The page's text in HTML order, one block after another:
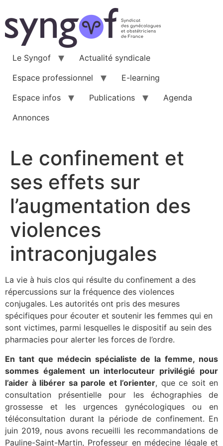
au
contenu
Le Syngof
Actualité syndicale
Espace professionnel
E-learning
Espace infos
Publications
Agenda
Annonces
Le confinement et
ses effets sur
l’augmentation des
violences
intraconjugales
La vie à huis clos qui résulte du confinement a des
répercussions sur la fréquence des violences
conjugales. Les autorités ont pris des mesures
spécifiques pour écouter et soutenir les femmes qui en
sont victimes, parmi lesquelles le dispositif au sein des
pharmacies pour alerter les forces de l’ordre.
En tant que médecin spécialiste de la femme, nous
sommes également un interlocuteur privilégié pour
l’aider à libérer sa parole et l’orienter, que ce soit en
consultation présentielle pour les échographies de
grossesse et les urgences gynécologiques ou en
téléconsultation durant la période de confinement. En
juin 2019, nous avons recueilli les recommandations de
Pauline-Saint-Martin, Professeur en médecine légale et